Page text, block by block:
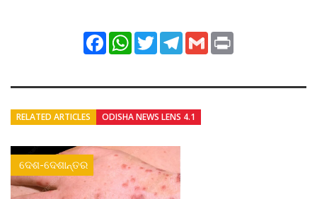
FacebookWhatsApp
TwitterTelegram
Gmail
RELATED ARTICLES ODISHA NEWS LENS 4.1
ଦେଶ-ଦେଶାନ୍ତର